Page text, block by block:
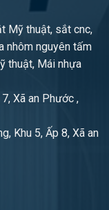
Mỹ thuật, sắt cnc,
nhôm nguyên tấm
thuật, Mái nhựa
Xã an Phước ,
Khu 5, Ấp 8, Xã an